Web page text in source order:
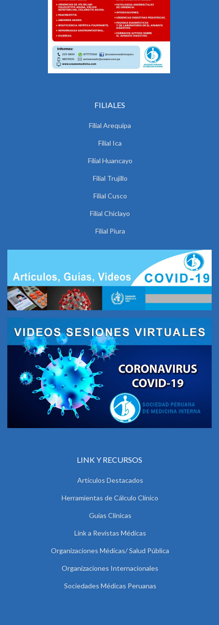
FILIALES
Filial Arequipa
Filial Ica
Filial Huancayo
Filial Trujillo
Filial Cusco
Filial Chiclayo
Filial Piura
LINK Y RECURSOS
Artículos Destacados
Herramientas de Cálculo Clínico
Guías Clínicas
Link a Revistas Médicas
Organizaciones Médicas/ Salud Pública
Organizaciones Internacionales
Sociedades Médicas Peruanas